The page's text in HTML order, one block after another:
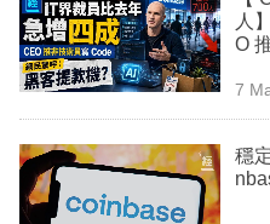
題
投
資
樓
市
人
O
7
穩